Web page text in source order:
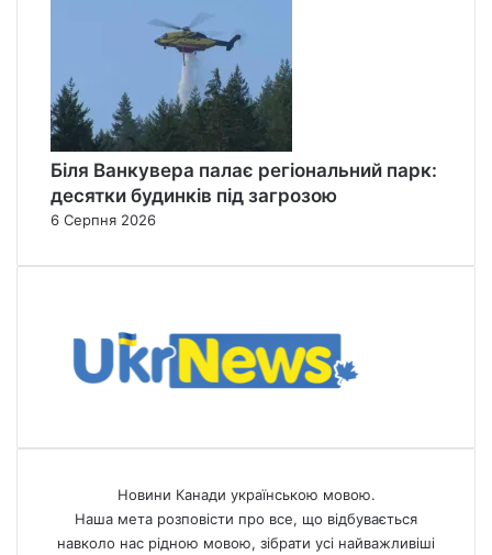
Біля Ванкувера палає регіональний парк:
десятки будинків під загрозою
6 Серпня 2026
Новини Канади українською мовою.
Наша мета розповісти про все, що відбувається
навколо нас рідною мовою, зібрати усі найважливіші